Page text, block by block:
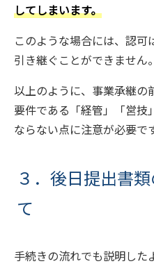
してしまいます。
このような場合には、認
引き継ぐことができません。
以上のように、事業承継の
要件である「経管」「営
ならない点に注意が必要で
３．後日提出書
て
手続きの流れでも説明し